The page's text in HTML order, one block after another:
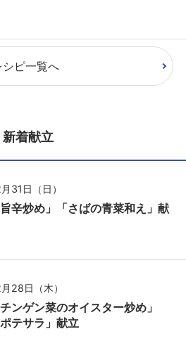
シピ一覧へ
新着献立
31日（日）
旨辛炒め」「さばの青菜和え」献
28日（木）
チンゲン菜のオイスター炒め」
ポテサラ」献立